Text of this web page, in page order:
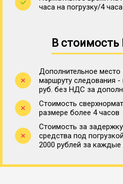
часа на погрузку/4
В стоимость
Дополнительное место
маршруту следования
руб. без НДС за
Стоимость
размере более 4 часов
Стоимость за
средства под
2000 рублей за